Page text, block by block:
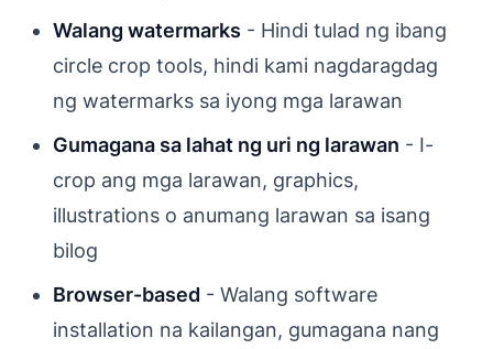
Walang watermarks - Hindi tulad ng ibang
circle crop tools, hindi kami nagdaragdag
ng watermarks sa iyong mga larawan
Gumagana sa lahat ng uri ng larawan - I-
crop ang mga larawan, graphics,
illustrations o anumang larawan sa isang
bilog
Browser-based - Walang software
installation na kailangan, gumagana nang